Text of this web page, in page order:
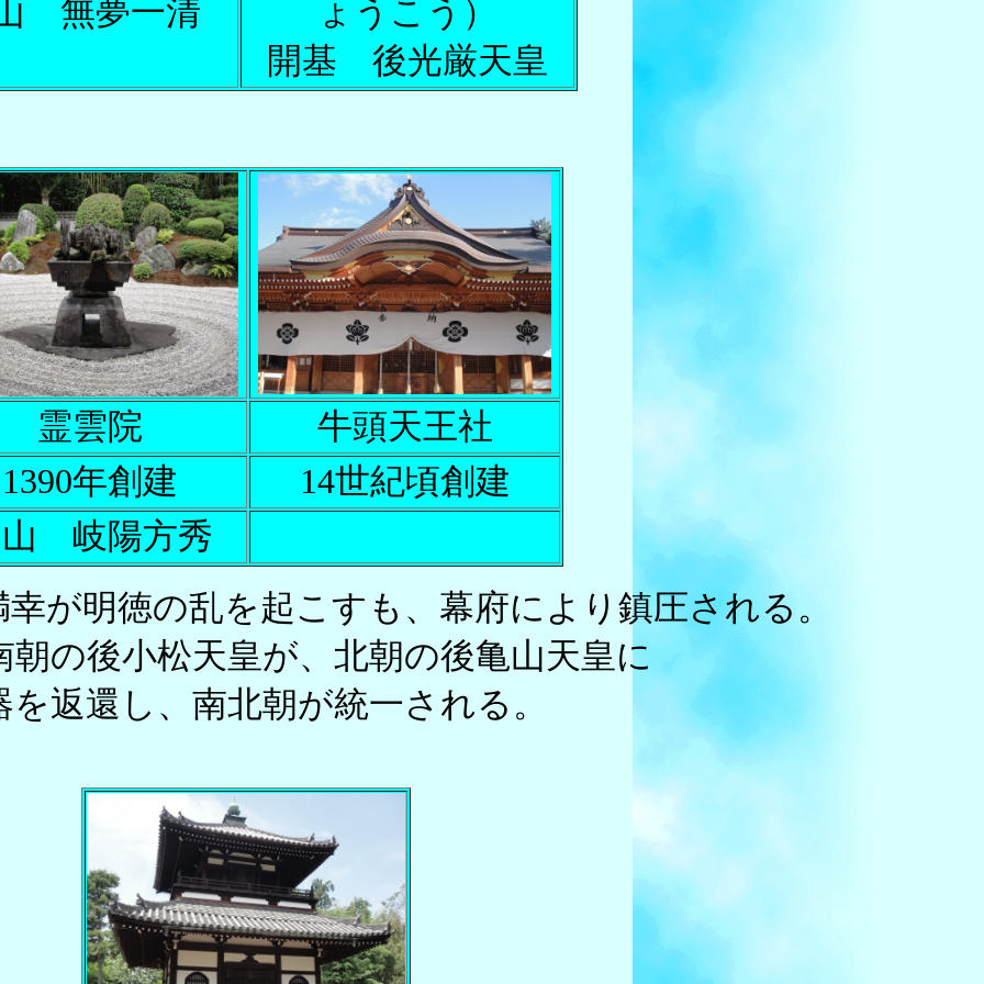
無夢一清
ょうこう）
開基 後光厳天皇
霊雲院
牛頭天王社
1390年創建
14世紀頃創建
岐陽方秀
が明徳の乱を起こすも、幕府により鎮圧される。
朝の後小松天皇が、北朝の後亀山天皇に
を返還し、南北朝が統一される。